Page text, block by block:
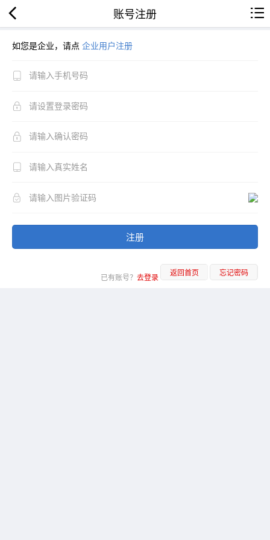
账号注册
如您是企业，请点 企业用户注册
注册
已有账号？ 去登录 返回首页 忘记密码